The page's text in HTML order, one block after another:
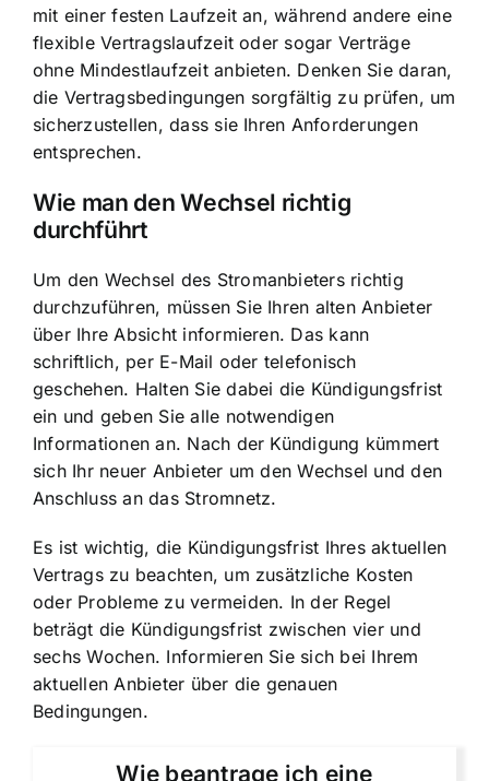
mit einer festen Laufzeit an, während andere eine
flexible Vertragslaufzeit oder sogar Verträge
ohne Mindestlaufzeit anbieten. Denken Sie daran,
die Vertragsbedingungen sorgfältig zu prüfen, um
sicherzustellen, dass sie Ihren Anforderungen
entsprechen.
Wie man den Wechsel richtig
durchführt
Um den Wechsel des Stromanbieters richtig
durchzuführen, müssen Sie Ihren alten Anbieter
über Ihre Absicht informieren. Das kann
schriftlich, per E-Mail oder telefonisch
geschehen. Halten Sie dabei die Kündigungsfrist
ein und geben Sie alle notwendigen
Informationen an. Nach der Kündigung kümmert
sich Ihr neuer Anbieter um den Wechsel und den
Anschluss an das Stromnetz.
Es ist wichtig, die Kündigungsfrist Ihres aktuellen
Vertrags zu beachten, um zusätzliche Kosten
oder Probleme zu vermeiden. In der Regel
beträgt die Kündigungsfrist zwischen vier und
sechs Wochen. Informieren Sie sich bei Ihrem
aktuellen Anbieter über die genauen
Bedingungen.
Wie beantrage ich eine